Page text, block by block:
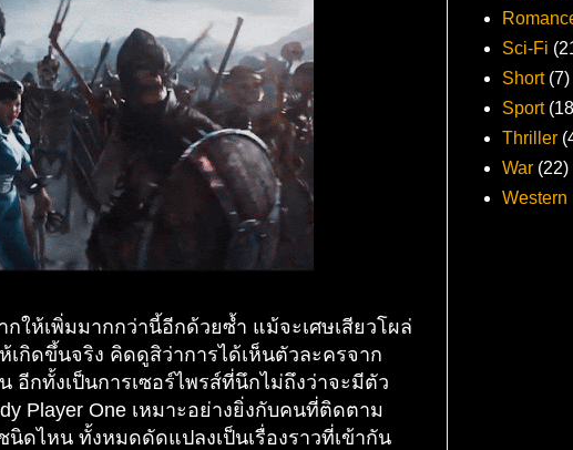
ให้เพิ่มมากกว่านี้อีกด้วยซ้ำ แม้จะเศษเสียวโผล่
กิดขึ้นจริง คิดดูสิว่าการได้เห็นตัวละครจาก
อีกทั้งเป็นการเซอร์ไพรส์ที่นึกไม่ถึงว่าจะมีตัว
Player One เหมาะอย่างยิ่งกับคนที่ติดตาม
ดไหน ทั้งหมดดัดแปลงเป็นเรื่องราวที่เข้ากัน
Sci-Fi
Short (7)
Sport
Thriller
War (22)
Western